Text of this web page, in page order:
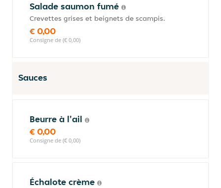
Salade saumon fumé
Crevettes grises et beignets de scampis.
€ 0,00
Consigne de (€ 0,00)
Sauces
Beurre à l'ail
€ 0,00
Consigne de (€ 0,00)
Échalote crème